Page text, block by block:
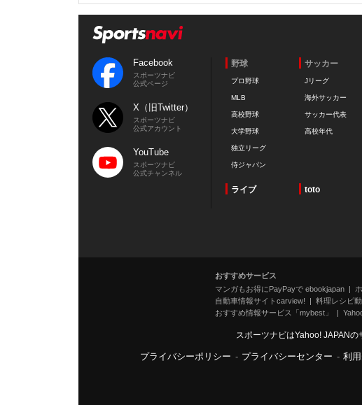
Facebook
スポーツナビ
公式ページ
X（旧Twitter）
スポーツナビ
公式アカウント
YouTube
スポーツナビ
公式チャンネル
野球
プロ野球
MLB
高校野球
大学野球
独立リーグ
侍ジャパン
サッカー
Jリーグ
海外サッカー
サッカー代表
高校年代
ライブ toto
おすすめサービス
マンガもお得にPayPayで ebookjapan
自動車情報サイトcarview!
料理レシピ
おすすめ情報サービス「mybest」
スポーツナビはYahoo! JAPAN
プライバシーポリシー - プライバシーセンター - 利